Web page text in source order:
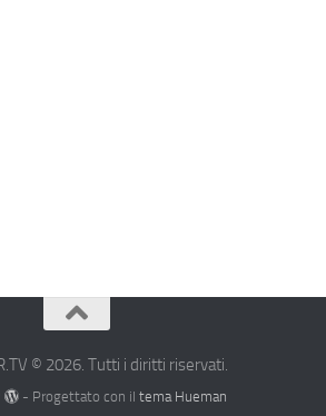
© 2026. Tutti i diritti riservati.
- Progettato con il tema Hueman